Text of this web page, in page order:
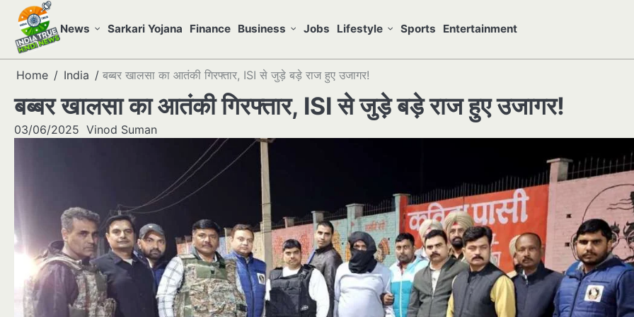
Skip
content
News Sarkari Yojana Finance Business Jobs Lifestyle Sports Entertainment
Home
India बब्बर खालसा का आतंकी गिरफ्तार, ISI से जुड़े बड़े राज हुए उजागर!
बब्बर खालसा का आतंकी गिरफ्तार, ISI से जुड़े बड़े राज हुए उजागर!
03/06/2025 Vinod Suman